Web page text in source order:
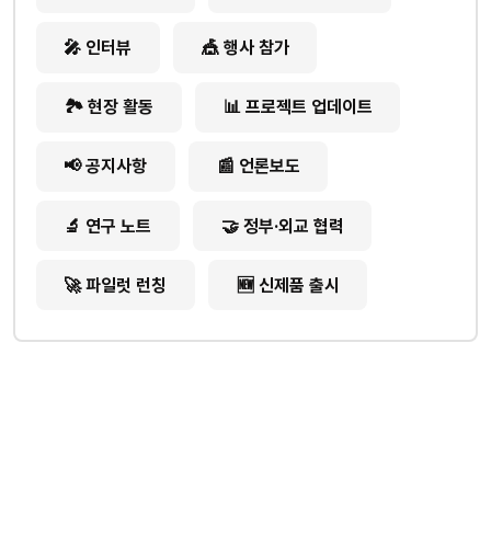
🎤 인터뷰 🎪 행사 참가
🏞️ 현장 활동 📊 프로젝트 업데이트
📢 공지사항 📰 언론보도
🔬 연구 노트 🤝 정부·외교 협력
🚀 파일럿 런칭 🆕 신제품 출시